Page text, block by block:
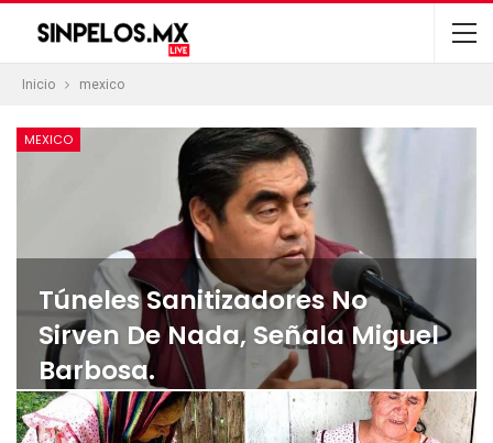
Inicio mexico
MEXICO
Túneles Sanitizadores No
Sirven De Nada, Señala Miguel
Barbosa.